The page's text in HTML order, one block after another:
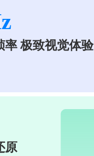
率 极致视觉体验
原